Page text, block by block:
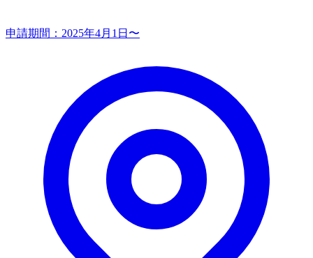
申請期間： 2025年4月1日〜